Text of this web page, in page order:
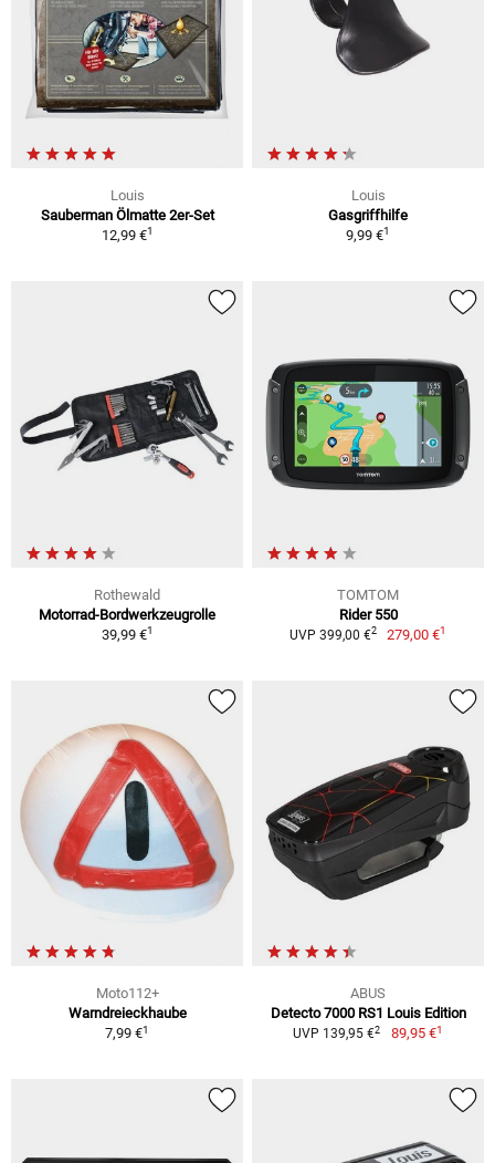
Louis
Sauberman Ölmatte 2er-Set
12,99 €1
Louis
Gasgriffhilfe
9,99 €1
Rothewald
Motorrad-Bordwerkzeugrolle
39,99 €1
TOMTOM
Rider 550
UVP 399,00 €2 279,00 €1
Moto112+
Warndreieckhaube
7,99 €1
ABUS
Detecto 7000 RS1 Louis Edition
UVP 139,95 €2 89,95 €1